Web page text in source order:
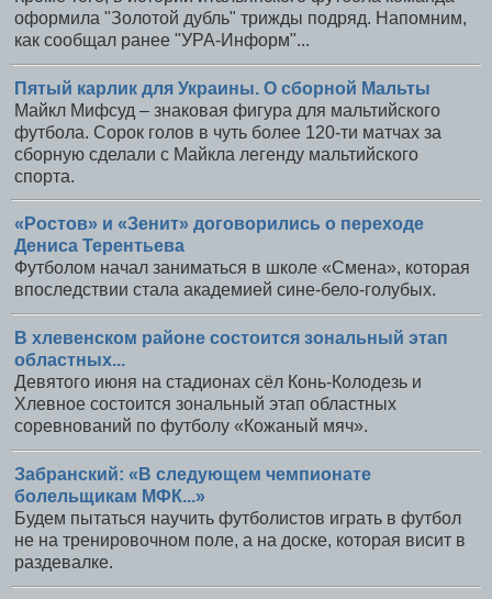
оформила "Золотой дубль" трижды подряд. Напомним,
как сообщал ранее "УРА-Информ"...
Пятый карлик для Украины. О сборной Мальты
Майкл Мифсуд – знаковая фигура для мальтийского
футбола. Сорок голов в чуть более 120-ти матчах за
сборную сделали с Майкла легенду мальтийского
спорта.
«Ростов» и «Зенит» договорились о переходе
Дениса Терентьева
Футболом начал заниматься в школе «Смена», которая
впоследствии стала академией сине-бело-голубых.
В хлевенском районе состоится зональный этап
областных...
Девятого июня на стадионах сёл Конь-Колодезь и
Хлевное состоится зональный этап областных
соревнований по футболу «Кожаный мяч».
Забранский: «В следующем чемпионате
болельщикам МФК...»
Будем пытаться научить футболистов играть в футбол
не на тренировочном поле, а на доске, которая висит в
раздевалке.